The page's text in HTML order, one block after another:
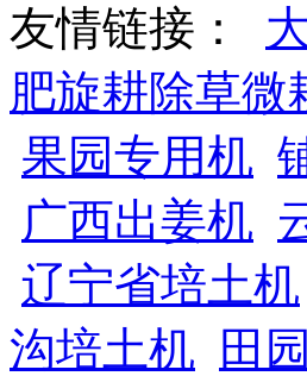
友情链接：
肥旋耕除草微
果园专用机
广西出姜机
辽宁省培土机
沟培土机
田